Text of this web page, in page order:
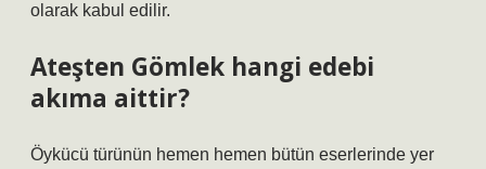
olarak kabul edilir.
Ateşten Gömlek hangi edebi
akıma aittir?
Öykücü türünün hemen hemen bütün eserlerinde yer